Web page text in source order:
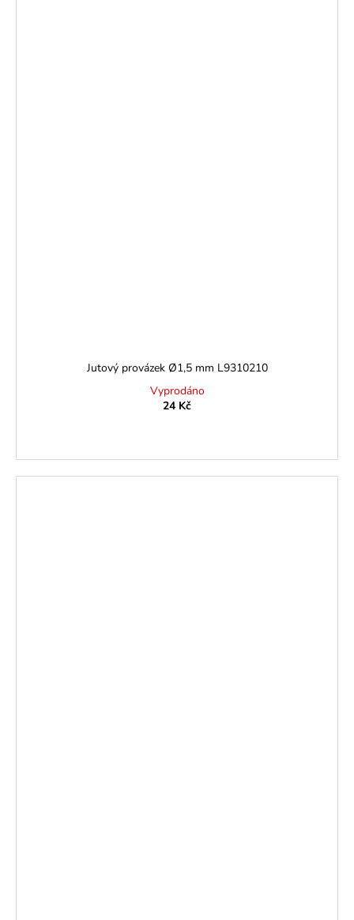
Jutový provázek Ø1,5 mm L9310210
Vyprodáno
24 Kč